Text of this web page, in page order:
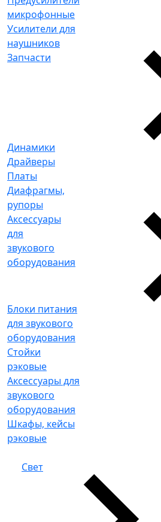
микрофонные
Усилители для
наушников
Запчасти
Динамики
Драйверы
Платы
Диафрагмы,
рупоры
Аксессуары
для
звукового
оборудования
Блоки питания
для звукового
оборудования
Стойки
рэковые
Аксессуары для
звукового
оборудования
Шкафы, кейсы
рэковые
Свет